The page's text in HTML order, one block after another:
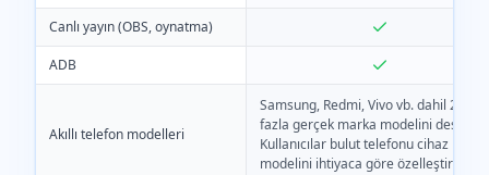
Canlı yayın (OBS, oynatma)
ADB
Akıllı telefon modelleri
Samsung, Redmi, Vivo vb. dahil
fazla gerçek marka modelini
Kullanıcılar bulut telefonu cihaz
modelini ihtiyaca göre özelleştirebilir.